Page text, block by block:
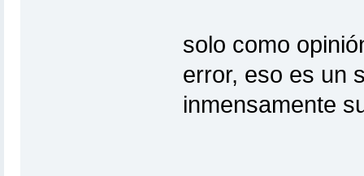
solo como
error, eso es un
inmensamente